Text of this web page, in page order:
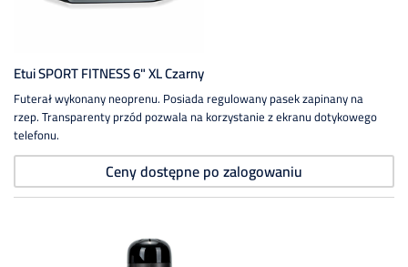
Etui SPORT FITNESS 6" XL Czarny
Futerał wykonany neoprenu. Posiada regulowany pasek zapinany na
rzep. Transparenty przód pozwala na korzystanie z ekranu dotykowego
telefonu.
Ceny dostępne po zalogowaniu